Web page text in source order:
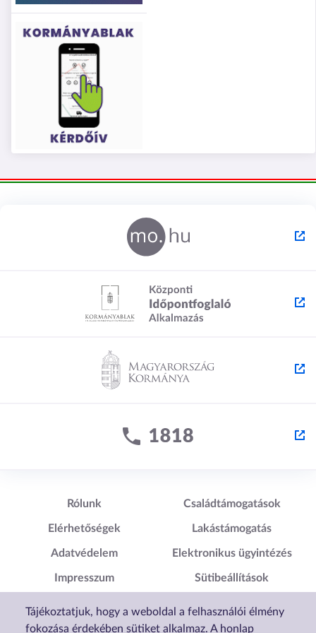
Tájékoztatjuk, hogy a weboldal a felhasználói élmény
fokozása érdekében sütiket alkalmaz. A honlap
Lábléc1
Rólunk
Elérhetőségek
Adatvédelem
Impresszum
Nyilatkozat
Lábléc2
Családtámogatások
Lakástámogatás
Elektronikus ügyintézés
Sütibeállítások